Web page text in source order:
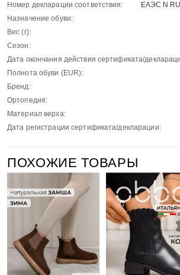
Номер декларации соответствия:
ЕАЭС N
Назначение обуви:
Вес (г):
Сезон:
Дата окончания действия сертификата/
Полнота обуви (EUR):
Бренд:
Ортопедия:
Материал верха:
Дата регистрации сертификата/декларации:
ПОХОЖИЕ ТОВАРЫ